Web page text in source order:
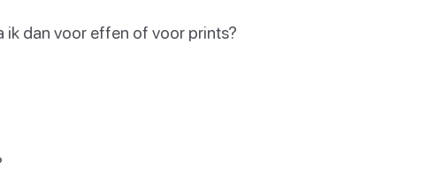
ik dan voor effen of voor prints?